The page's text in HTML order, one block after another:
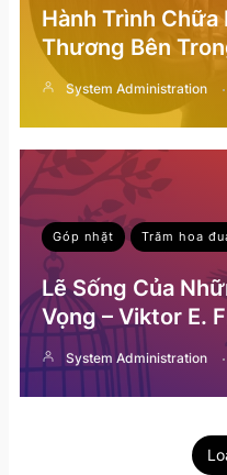
Hành Trình Chữa
Thương Bên
System Administration
Góp nhặt Trăm hoa
Lẽ Sống Của
Vọng – Viktor E.
System Administration